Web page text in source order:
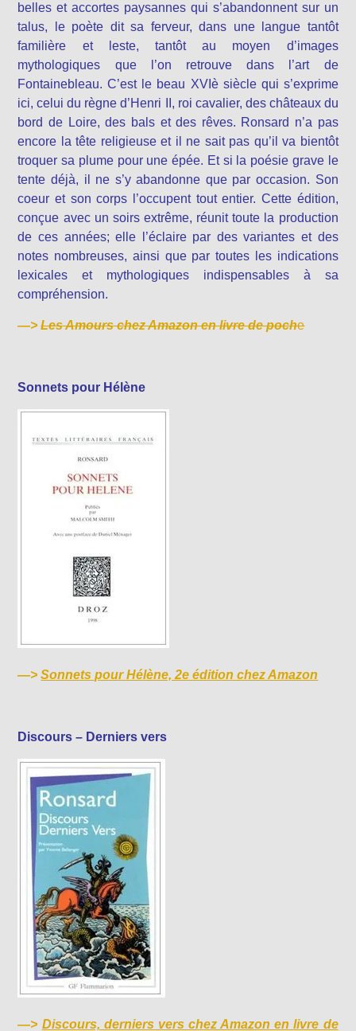
belles et accortes paysannes qui s’abandonnent sur un
talus, le poète dit sa ferveur, dans une langue tantôt
familière et leste, tantôt au moyen d’images
mythologiques que l’on retrouve dans l’art de
Fontainebleau. C’est le beau XVIè siècle qui s’exprime
ici, celui du règne d’Henri II, roi cavalier, des châteaux du
bord de Loire, des bals et des rêves. Ronsard n’a pas
encore la tête religieuse et il ne sait pas qu’il va bientôt
troquer sa plume pour une épée. Et si la poésie grave le
tente déjà, il ne s’y abandonne que par occasion. Son
coeur et son corps l’occupent tout entier. Cette édition,
conçue avec un soirs extrême, réunit toute la production
de ces années; elle l’éclaire par des variantes et des
notes nombreuses, ainsi que par toutes les indications
lexicales et mythologiques indispensables à sa
compréhension.
—>Les Amours chez Amazon en livre de poche
Sonnets pour Hélène
—>Sonnets pour Hélène, 2e édition chez Amazon
Discours – Derniers vers
—> Discours, derniers vers chez Amazon en livre de